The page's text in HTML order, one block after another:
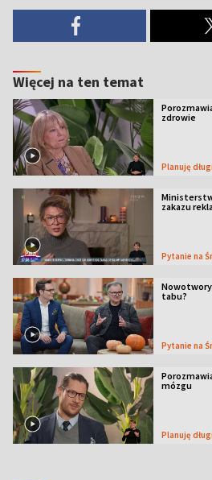
Więcej na ten temat
zdrowie
Planuję
zakazu
Pytanie na
tabu?
Pytanie na
mózgu
Planuję